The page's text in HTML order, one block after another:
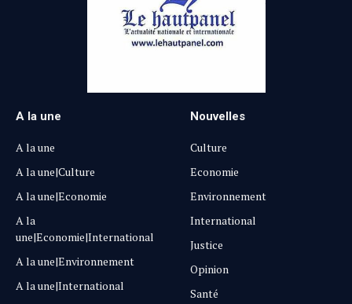
A la une
A la une
A la une|Culture
A la une|Economie
A la
une|Economie|International
A la une|Environnement
A la une|International
Nouvelles
Culture
Economie
Environnement
International
Justice
Opinion
Santé